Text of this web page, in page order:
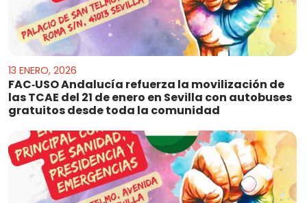
13 ENERO, 2026
FAC‑USO Andalucía refuerza la movilización de
las TCAE del 21 de enero en Sevilla con autobuses
gratuitos desde toda la comunidad